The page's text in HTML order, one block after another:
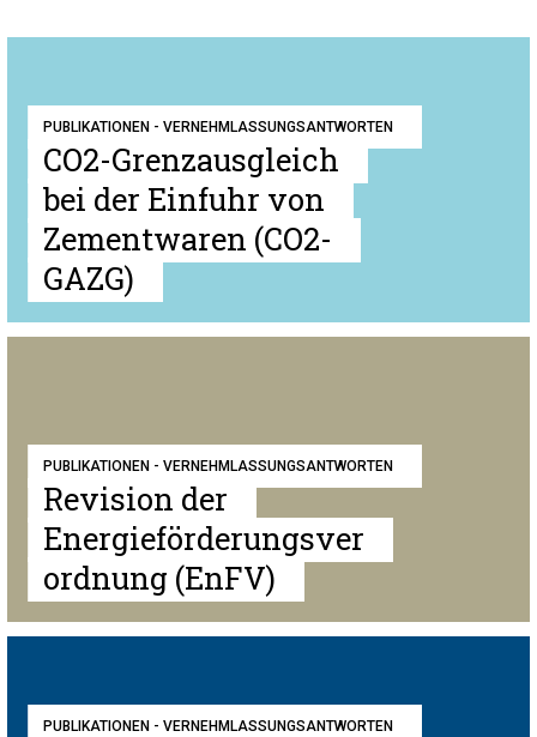
PUBLIKATIONEN - VERNEHMLASSUNGSANTWORTEN
CO2-Grenzausgleich
bei der Einfuhr von
Zementwaren (CO2-
GAZG)
PUBLIKATIONEN - VERNEHMLASSUNGSANTWORTEN
Revision der
Energieförderungsver
ordnung (EnFV)
PUBLIKATIONEN - VERNEHMLASSUNGSANTWORTEN